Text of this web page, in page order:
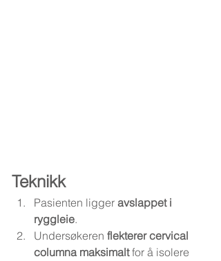
Teknikk
Pasienten ligger avslappet i
ryggleie.
Undersøkeren flekterer cervical
columna maksimalt for å isolere